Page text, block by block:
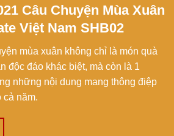
Câu Chuyện Mùa Xuân
Việt Nam SHB02
mùa xuân không chỉ là món quà
độc đáo khác biệt, mà còn là 1
những nội dung mang thông điệp
cả năm.